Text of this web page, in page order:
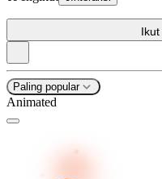
Ikut
Paling popular
Animated